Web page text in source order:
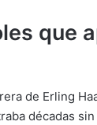
que
de Erling
décadas